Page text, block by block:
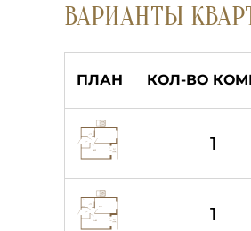
ВАРИАНТЫ
ПЛАН КОЛ-ВО
1
1